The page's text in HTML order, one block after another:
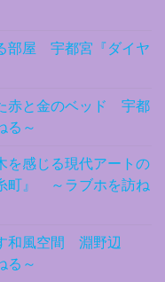
部屋 宇都宮『ダイヤ
赤と金のベッド 宇都
る～
を感じる現代アートの
町』 ～ラブホを訪ね
和風空間 淵野辺
る～